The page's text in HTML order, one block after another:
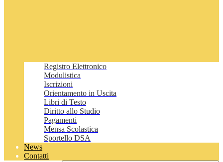
Registro Elettronico
Modulistica
Iscrizioni
Orientamento in Uscita
Libri di Testo
Diritto allo Studio
Pagamenti
Mensa Scolastica
Sportello DSA
News
Contatti